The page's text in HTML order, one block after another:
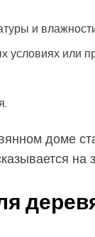
и
или
доме